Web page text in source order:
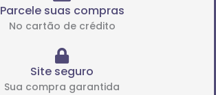
Parcele suas compras
No cartão de crédito
Site seguro
Sua compra garantida